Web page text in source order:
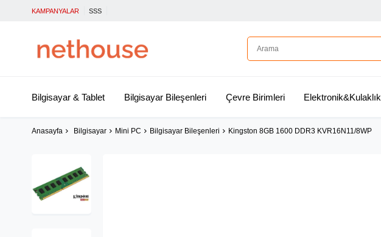
KAMPANYALAR SSS
Bilgisayar & Tablet Bilgisayar Bileşenleri Çevre Birimleri Elektronik&Kulaklık
Anasayfa Bilgisayar Mini PC Bilgisayar Bileşenleri Kingston 8GB 1600 DDR3 KVR16N11/8WP